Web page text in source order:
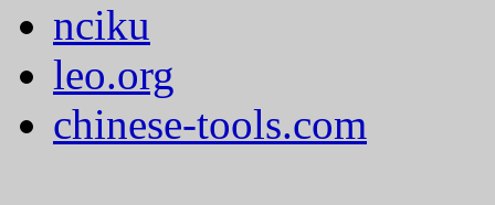
nciku
leo.org
chinese-tools.com